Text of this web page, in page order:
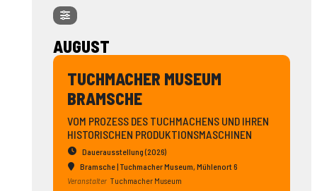
AUGUST
TUCHMACHER MUSEUM
BRAMSCHE
VOM PROZESS DES TUCHMACHENS UND IHREN
HISTORISCHEN PRODUKTIONSMASCHINEN
Dauerausstellung (2026)
Bramsche | Tuchmacher Museum, Mühlenort 6
Veranstalter Tuchmacher Museum